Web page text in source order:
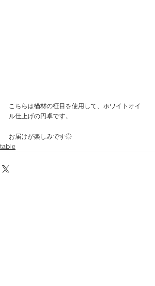
こちらは楢材の柾目を使用して、ホワイトオイ
ル仕上げの円卓です。
お届けが楽しみです◎
table